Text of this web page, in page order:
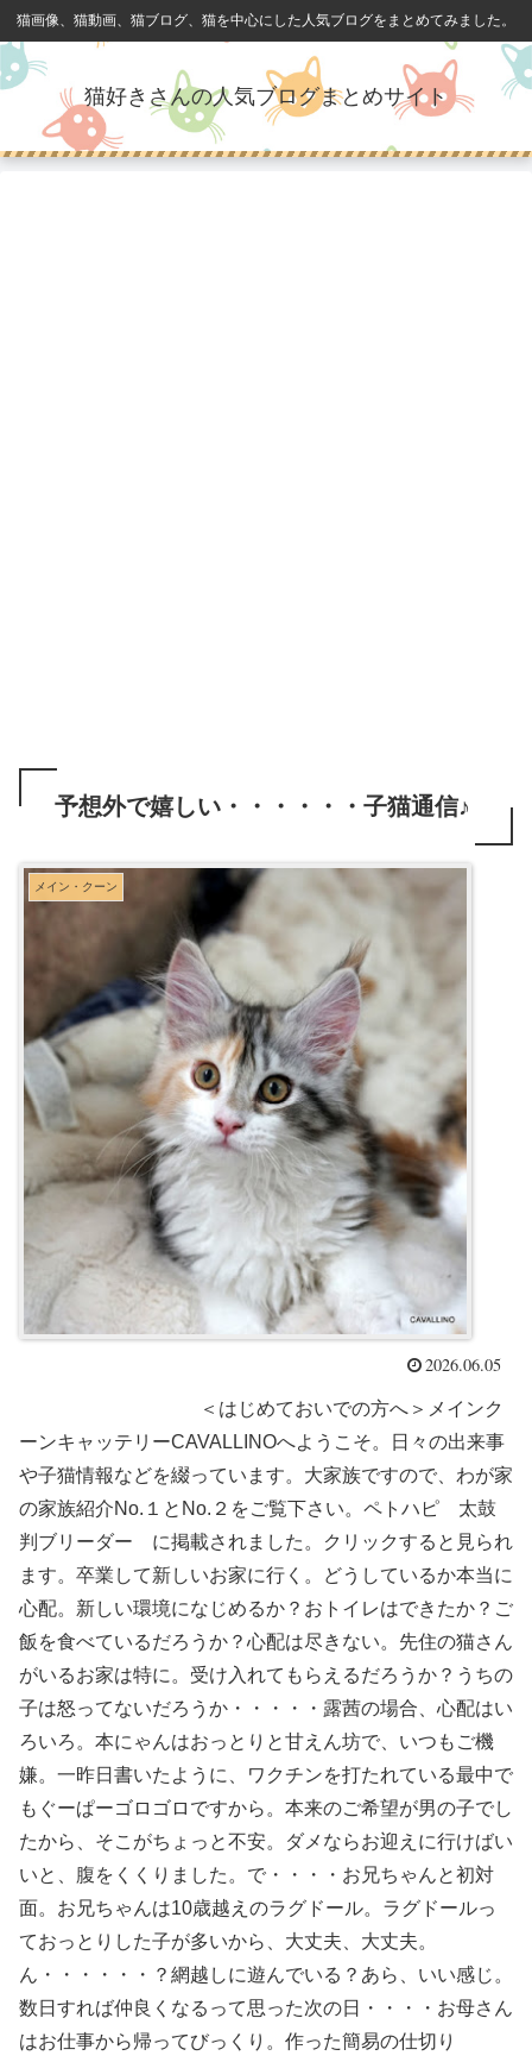
猫画像、猫動画、猫ブログ、猫を中心にした人気ブログをまとめてみました。
猫好きさんの人気ブログまとめサイト
予想外で嬉しい・・・・・・子猫通信♪
メイン・クーン
2026.06.05
＜はじめておいでの方へ＞メインク
ーンキャッテリーCAVALLINOへようこそ。日々の出来事
や子猫情報などを綴っています。大家族ですので、わが家
の家族紹介No.１とNo.２をご覧下さい。ペトハピ 太鼓
判ブリーダー に掲載されました。クリックすると見られ
ます。卒業して新しいお家に行く。どうしているか本当に
心配。新しい環境になじめるか？おトイレはできたか？ご
飯を食べているだろうか？心配は尽きない。先住の猫さん
がいるお家は特に。受け入れてもらえるだろうか？うちの
子は怒ってないだろうか・・・・・露茜の場合、心配はい
ろいろ。本にゃんはおっとりと甘えん坊で、いつもご機
嫌。一昨日書いたように、ワクチンを打たれている最中で
もぐーぱーゴロゴロですから。本来のご希望が男の子でし
たから、そこがちょっと不安。ダメならお迎えに行けばい
いと、腹をくくりました。で・・・・お兄ちゃんと初対
面。お兄ちゃんは10歳越えのラグドール。ラグドールっ
ておっとりした子が多いから、大丈夫、大丈夫。
ん・・・・・・？網越しに遊んでいる？あら、いい感じ。
数日すれば仲良くなるって思った次の日・・・・お母さん
はお仕事から帰ってびっくり。作った簡易の仕切り